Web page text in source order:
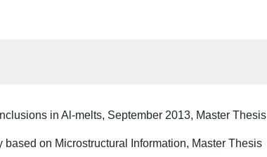
in Al-melts, September 2013, Master Thesis
on Microstructural Information, Master Thesis